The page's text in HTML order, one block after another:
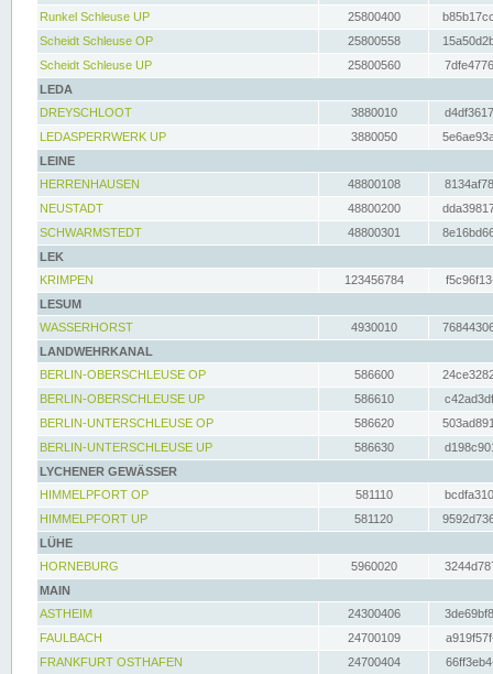
Runkel Schleuse UP
25800400
Scheidt Schleuse OP
25800558
Scheidt Schleuse UP
25800560
LEDA
DREYSCHLOOT
3880010
LEDASPERRWERK UP
3880050
LEINE
HERRENHAUSEN
48800108
NEUSTADT
48800200
SCHWARMSTEDT
48800301
LEK
KRIMPEN
123456784
LESUM
WASSERHORST
4930010
LANDWEHRKANAL
BERLIN-OBERSCHLEUSE OP
586600
BERLIN-OBERSCHLEUSE UP
586610
BERLIN-UNTERSCHLEUSE OP
586620
BERLIN-UNTERSCHLEUSE UP
586630
LYCHENER GEWÄSSER
HIMMELPFORT OP
581110
HIMMELPFORT UP
581120
LÜHE
HORNEBURG
5960020
MAIN
ASTHEIM
24300406
FAULBACH
24700109
FRANKFURT OSTHAFEN
24700404